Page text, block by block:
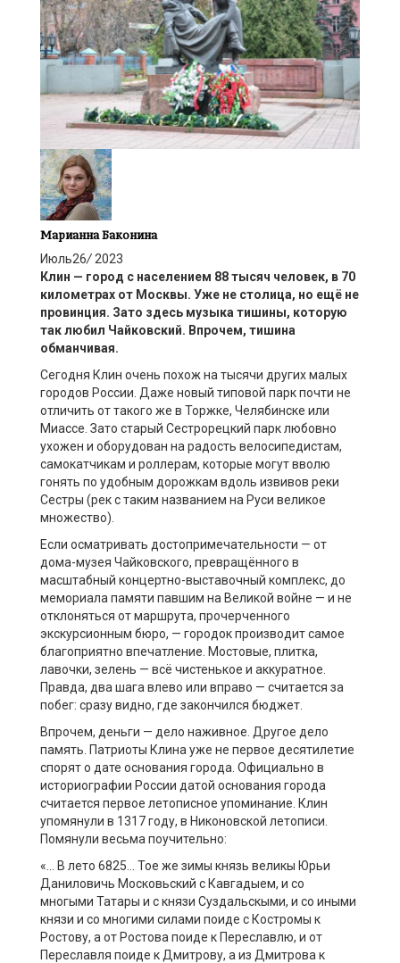
Марианна Баконина
Июль26/ 2023
Клин — город с населением 88 тысяч человек, в 70
километрах от Москвы. Уже не столица, но ещё не
провинция. Зато здесь музыка тишины, которую
так любил Чайковский. Впрочем, тишина
обманчивая.
Сегодня Клин очень похож на тысячи других малых
городов России. Даже новый типовой парк почти не
отличить от такого же в Торжке, Челябинске или
Миассе. Зато старый Сестрорецкий парк любовно
ухожен и оборудован на радость велосипедистам,
самокатчикам и роллерам, которые могут вволю
гонять по удобным дорожкам вдоль извивов реки
Сестры (рек с таким названием на Руси великое
множество).
Если осматривать достопримечательности — от
дома-музея Чайковского, превращённого в
масштабный концертно-выставочный комплекс, до
мемориала памяти павшим на Великой войне — и не
отклоняться от маршрута, прочерченного
экскурсионным бюро, — городок производит самое
благоприятно впечатление. Мостовые, плитка,
лавочки, зелень — всё чистенькое и аккуратное.
Правда, два шага влево или вправо — считается за
побег: сразу видно, где закончился бюджет.
Впрочем, деньги — дело наживное. Другое дело
память. Патриоты Клина уже не первое десятилетие
спорят о дате основания города. Официально в
историографии России датой основания города
считается первое летописное упоминание. Клин
упомянули в 1317 году, в Никоновской летописи.
Помянули весьма поучительно:
«… В лето 6825… Тое же зимы князь великы Юрьи
Даниловичь Московьский с Кавгадыем, и со
многыми Татары и с князи Суздальскыми, и со иными
князи и со многими силами поиде с Костромы к
Ростову, а от Ростова поиде к Переславлю, и от
Переславля поиде к Дмитрову, а из Дмитрова к